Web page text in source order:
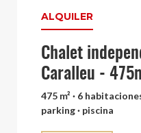
ALQUILER
Chalet
Caralleu -
475 m² · 6
parking · piscina